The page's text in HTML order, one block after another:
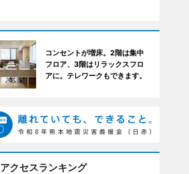
コンセントが増床。2階は集中
フロア、3階はリラックスフロ
アに。テレワークもできます。
アクセスランキング